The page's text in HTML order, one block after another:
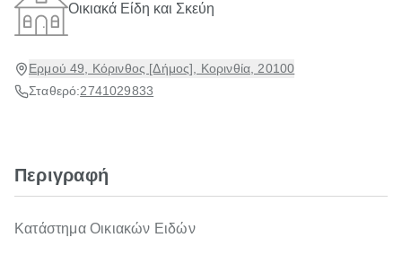
Οικιακά Είδη και Σκεύη
Ερμού 49, Κόρινθος [Δήμος], Κορινθία, 20100
Σταθερό:2741029833
Περιγραφή
Κατάστημα Οικιακών Ειδών